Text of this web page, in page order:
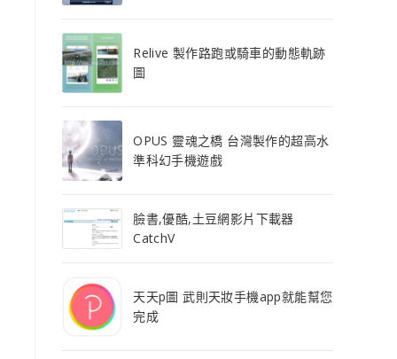
Relive 製作路跑或騎車的動態軌跡
圖
OPUS 靈魂之橋 台灣製作的超高水
準科幻手機遊戲
臉書,優酷,土豆網影片下載器
CatchV
天天p圖 武則天妝手機app就能幫您
完成